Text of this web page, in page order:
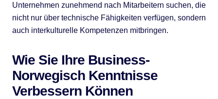
Unternehmen zunehmend nach Mitarbeitern suchen, die
nicht nur über technische Fähigkeiten verfügen, sondern
auch interkulturelle Kompetenzen mitbringen.
Wie Sie Ihre Business-
Norwegisch Kenntnisse
Verbessern Können